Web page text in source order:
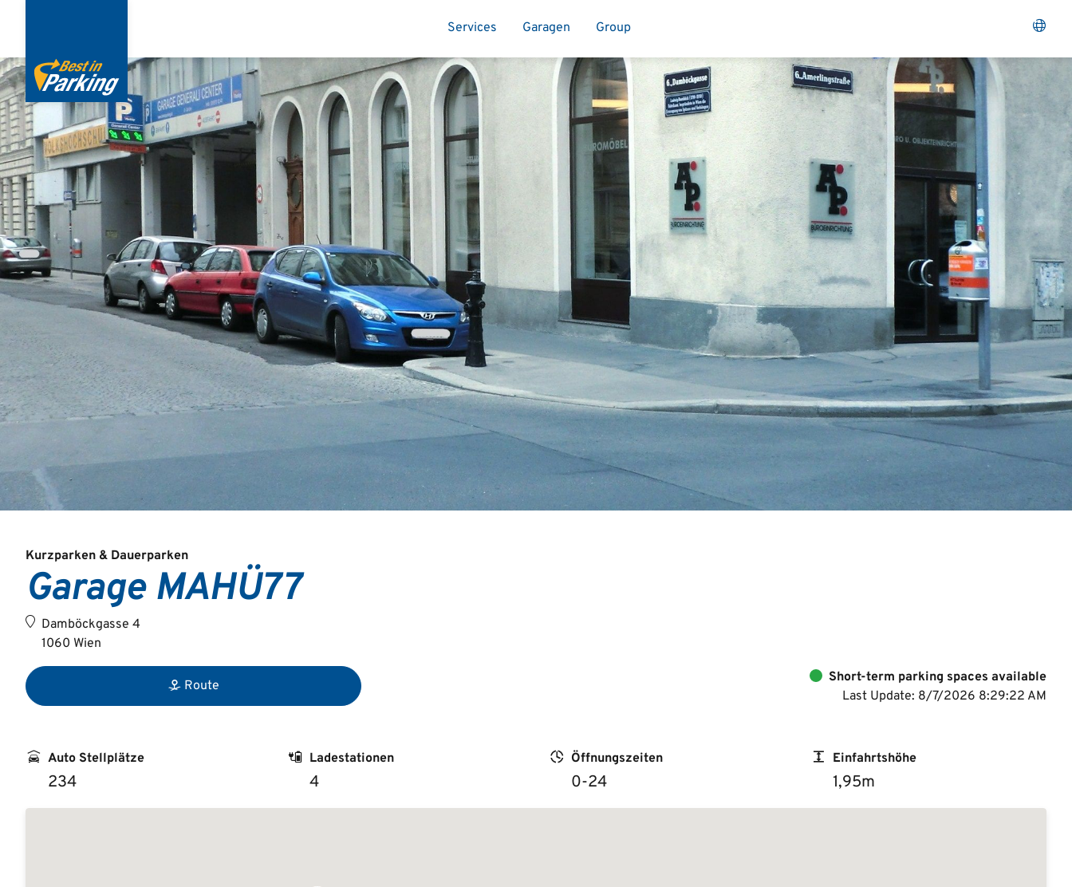
Services Garagen Group
Kurzparken & Dauerparken
Garage MAHÜ77
Damböckgasse 4
1060 Wien
Route
Short-term parking spaces available
Last Update: 8/7/2026 8:29:22 AM
Auto Stellplätze
234
Ladestationen
4
Öffnungszeiten
0-24
Einfahrtshöhe
1,95m